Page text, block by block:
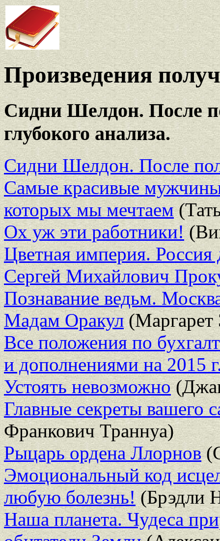
Произведения
Сидни Шелдон. После
глубокого анализа.
Сидни Шелдон. После
Самые красивые мужчины
которых мы мечтаем
Ох уж эти работники!
Цветная империя.
Сергей Михайлович
Познавание ведьм.
Мадам Оракул(Маргарет
Все положения по
и дополнениями на 2015
Устоять невозможно
Главные секреты вашего
Франкович Траннуа)
Рыцарь ордена Ллорнов
Эмоциональный код
любую болезнь!(Брэдли
Наша планета. Чудеса